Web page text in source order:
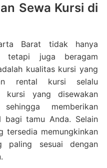
Sewa Kursi di
Barat tidak hanya
tetapi juga beragam
kualitas kursi yang
rental kursi selalu
kursi yang disewakan
memberikan
bagi tamu Anda. Selain
tersedia memungkinkan
paling sesuai dengan